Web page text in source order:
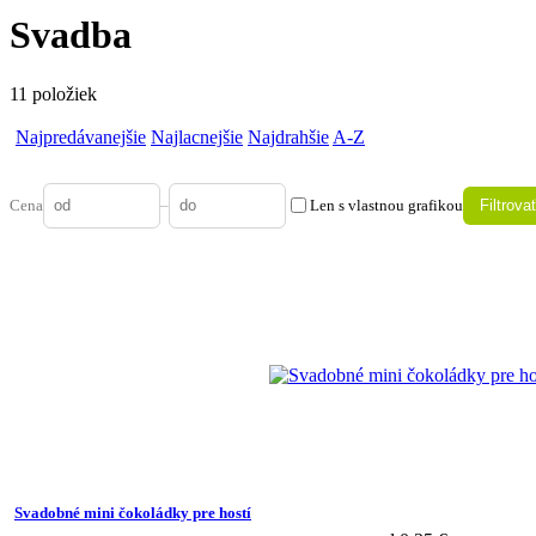
Svadba
11 položiek
Najpredávanejšie Najlacnejšie Najdrahšie A-Z
Cena – Len s vlastnou grafikou Filtrovať
Svadobné mini čokoládky pre hostí